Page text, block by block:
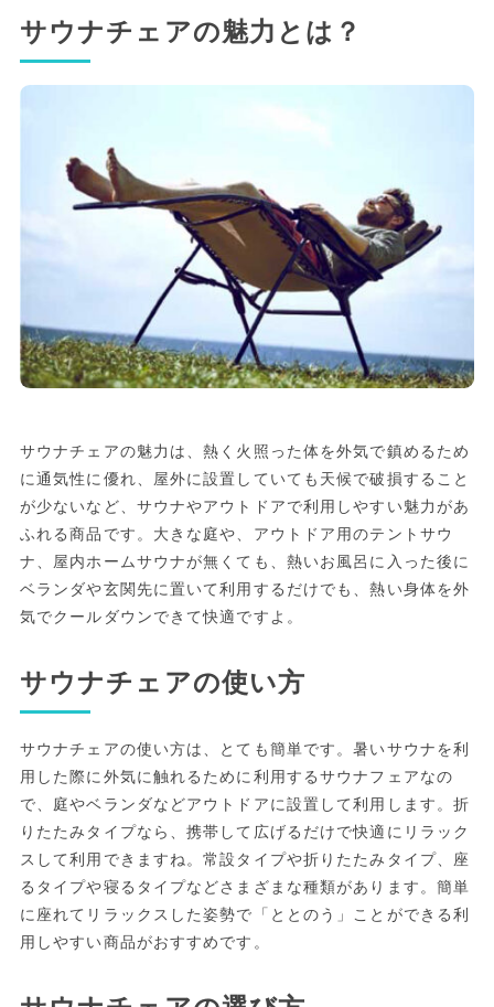
サウナチェアの魅力とは？
サウナチェアの魅力は、熱く火照った体を外気で鎮めるため
に通気性に優れ、屋外に設置していても天候で破損すること
が少ないなど、サウナやアウトドアで利用しやすい魅力があ
ふれる商品です。大きな庭や、アウトドア用のテントサウ
ナ、屋内ホームサウナが無くても、熱いお風呂に入った後に
ベランダや玄関先に置いて利用するだけでも、熱い身体を外
気でクールダウンできて快適ですよ。
サウナチェアの使い方
サウナチェアの使い方は、とても簡単です。暑いサウナを利
用した際に外気に触れるために利用するサウナフェアなの
で、庭やベランダなどアウトドアに設置して利用します。折
りたたみタイプなら、携帯して広げるだけで快適にリラック
スして利用できますね。常設タイプや折りたたみタイプ、座
るタイプや寝るタイプなどさまざまな種類があります。簡単
に座れてリラックスした姿勢で「ととのう」ことができる利
用しやすい商品がおすすめです。